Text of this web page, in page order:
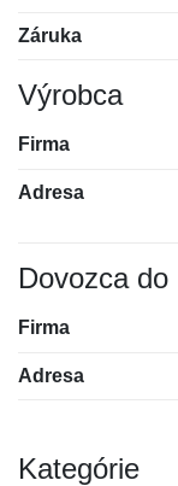
Záruka
Výrobca
Firma
Adresa
Dovozca do
Firma
Adresa
Kategórie